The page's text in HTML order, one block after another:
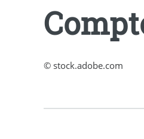
© stock.adobe.com